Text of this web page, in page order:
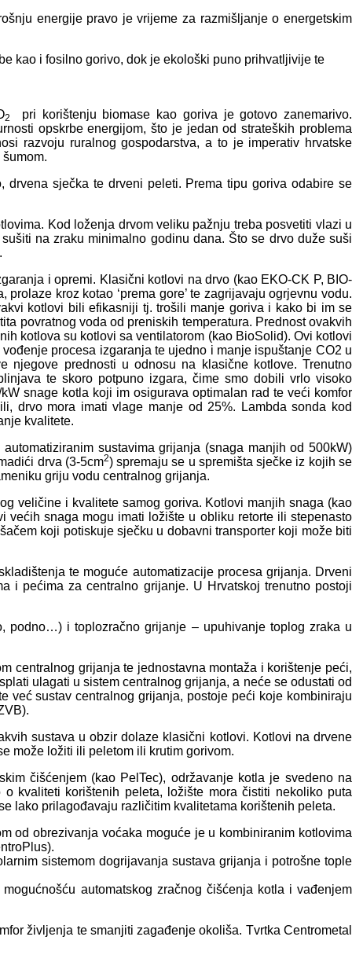
energije pravo je vrijeme za razmišljanje o energetskim
kao i fosilno gorivo, dok je ekološki puno prihvatljivije te
2
pri korištenju biomase kao goriva je gotovo zanemarivo.
opskrbe energijom, što je jedan od strateških problema
razvoju ruralnog gospodarstva, a to je imperativ hrvatske
sječka te drveni peleti. Prema tipu goriva odabire se
Kod loženja drvom veliku pažnju treba posvetiti vlazi u
na zraku minimalno godinu dana. Što se drvo duže suši
i opremi. Klasični kotlovi na drvo (kao EKO-CK P, BIO-
kroz kotao ‘prema gore’ te zagrijavaju ogrjevnu vodu.
kotlovi bili efikasniji tj. trošili manje goriva i kako bi im se
povratnog voda od preniskih temperatura. Prednost ovakvih
kotlova su kotlovi sa ventilatorom (kao BioSolid). Ovi kotlovi
procesa izgaranja te ujedno i manje ispuštanje CO2 u
njegove prednosti u odnosu na klasične kotlove. Trenutno
te skoro potpuno izgara, čime smo dobili vrlo visoko
snage kotla koji im osigurava optimalan rad te veći komfor
drvo mora imati vlage manje od 25%. Lambda sonda kod
kvalitete.
sustavima grijanja (snaga manjih od 500kW)
drva (3-5cm2) spremaju se u spremišta sječke iz kojih se
griju vodu centralnog grijanja.
veličine i kvalitete samog goriva. Kotlovi manjih snaga (kao
snaga mogu imati ložište u obliku retorte ili stepenasto
koji potiskuje sječku u dobavni transporter koji može biti
te moguće automatizacije procesa grijanja. Drveni
i pećima za centralno grijanje. U Hrvatskoj trenutno postoji
podno…) i toplozračno grijanje – upuhivanje toplog zraka u
centralnog grijanja te jednostavna montaža i korištenje peći,
ulagati u sistem centralnog grijanja, a neće se odustati od
već sustav centralnog grijanja, postoje peći koje kombiniraju
sustava u obzir dolaze klasični kotlovi. Kotlovi na drvene
može ložiti ili peletom ili krutim gorivom.
čišćenjem (kao PelTec), održavanje kotla je svedeno na
kvaliteti korištenih peleta, ložište mora čistiti nekoliko puta
lako prilagođavaju različitim kvalitetama korištenih peleta.
od obrezivanja voćaka moguće je u kombiniranim kotlovima
sistemom dogrijavanja sustava grijanja i potrošne tople
automatskog zračnog čišćenja kotla i vađenjem
življenja te smanjiti zagađenje okoliša. Tvrtka Centrometal